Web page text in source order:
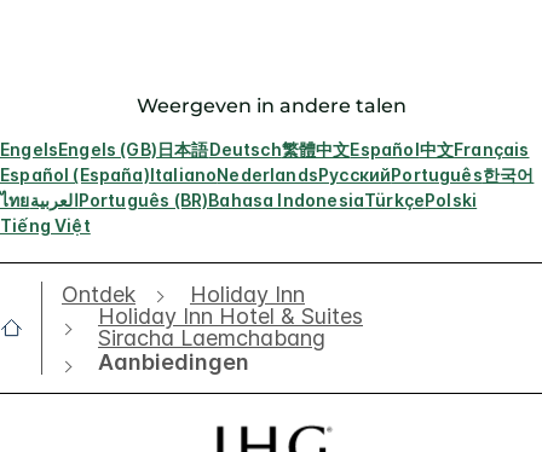
Weergeven in andere talen
EngelsEngels (GB)日本語Deutsch繁體中文Español中文Français
Español (España)ItalianoNederlandsРусскийPortuguês한국어
ไทยالعربيةPortuguês (BR)Bahasa IndonesiaTürkçePolski
Tiếng Việt
Ontdek
Holiday Inn
Holiday Inn Hotel & Suites
Siracha Laemchabang
Aanbiedingen